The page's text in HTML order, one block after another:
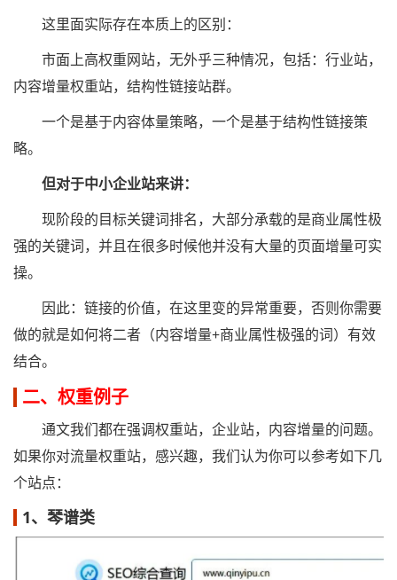
这里面实际存在本质上的区别：
市面上高权重网站，无外乎三种情况，包括：行业站，
内容增量权重站，结构性链接站群。
一个是基于内容体量策略，一个是基于结构性链接策
略。
但对于中小企业站来讲：
现阶段的目标关键词排名，大部分承载的是商业属性极
强的关键词，并且在很多时候他并没有大量的页面增量可实
操。
因此：链接的价值，在这里变的异常重要，否则你需要
做的就是如何将二者（内容增量+商业属性极强的词）有效
结合。
二、权重例子
通文我们都在强调权重站，企业站，内容增量的问题。
如果你对流量权重站，感兴趣，我们认为你可以参考如下几
个站点：
1、琴谱类